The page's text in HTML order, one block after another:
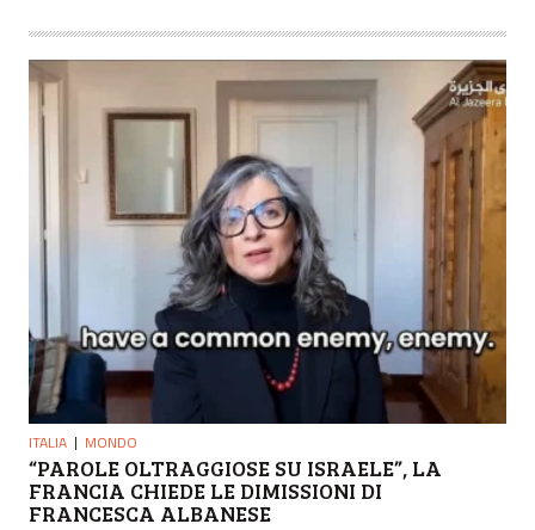
ITALIA MONDO
“PAROLE OLTRAGGIOSE SU ISRAELE”, LA
FRANCIA CHIEDE LE DIMISSIONI DI
FRANCESCA ALBANESE